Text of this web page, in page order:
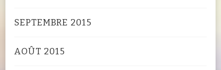
SEPTEMBRE 2015
AOÛT 2015